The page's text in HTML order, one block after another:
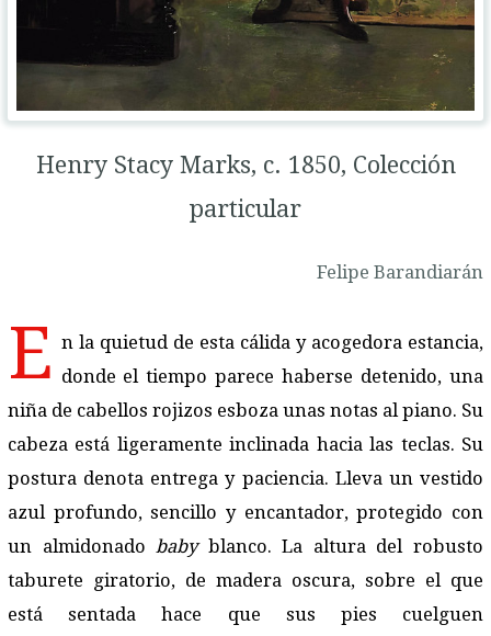
Henry Stacy Marks, c. 1850, Colección
particular
Felipe Barandiarán
E n la quietud de esta cálida y acogedora estancia,
donde el tiempo parece haberse detenido, una
niña de cabellos rojizos esboza unas notas al piano. Su
cabeza está ligeramente inclinada hacia las teclas. Su
postura denota entrega y paciencia. Lleva un vestido
azul profundo, sencillo y encantador, protegido con
un almidonado babyblanco. La altura del robusto
taburete giratorio, de madera oscura, sobre el que
está sentada hace que sus pies cuelguen